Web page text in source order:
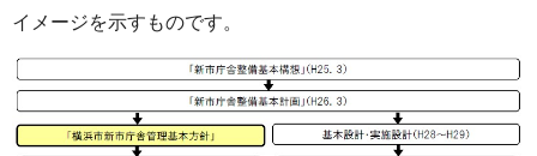
イメージを示すものです。